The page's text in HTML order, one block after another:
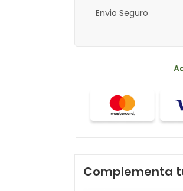
Envio Seguro
Complementa